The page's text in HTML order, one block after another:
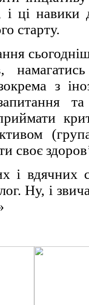
ці навики
старту.
з
своє
і вдячних
Ну, і